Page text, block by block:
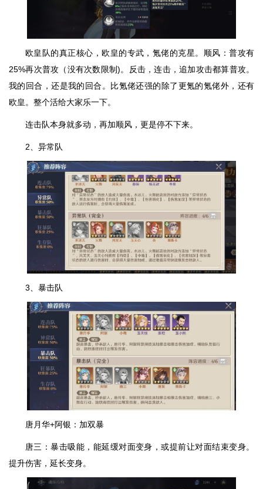
欧皇队的真正核心，欧皇的专武，氪佬的克星。顺风：普攻有
25%再次普攻（没有次数限制)。反击，连击，追加攻击都算普攻。
我的回合，还是我的回合。比氪佬还强的除了更氪的氪佬外，还有
欧皇。整个活给大家乐一下。
连击队本身就多动，再加顺风，更是停不下来。
2、异常队
3、暴击队
唐月华+阿银：加双暴
唐三：暴击吸能，能延缓对面变身，或提前让对面结束变身。
提升伤害，延长变身。